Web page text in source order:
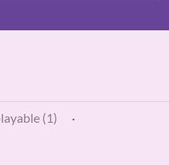
(1)
·